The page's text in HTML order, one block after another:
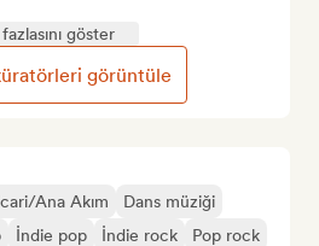
Ana Akım
Dans müziği
İndie pop İndie rock
Pop rock
göster
görüntüle